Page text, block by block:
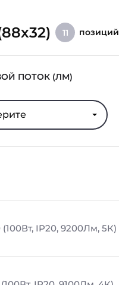
11 позиций
ПОТОК (ЛМ)
IP20, 9200Лм, 5К)